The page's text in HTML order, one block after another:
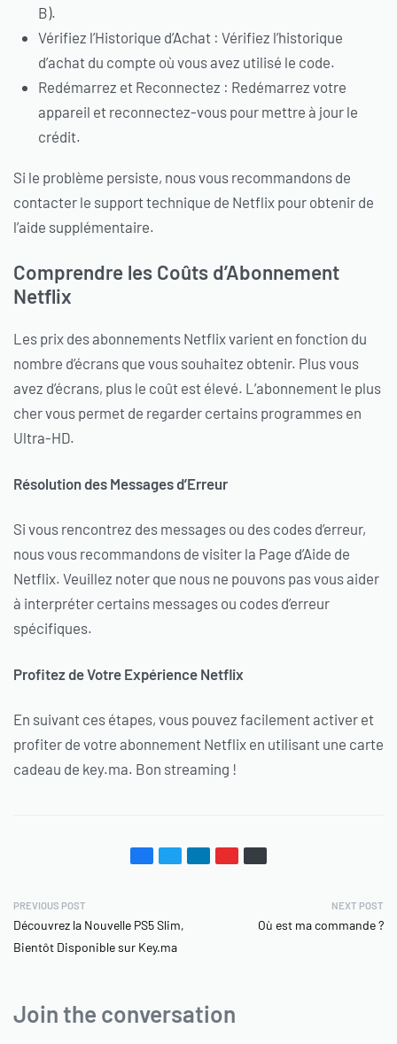
B).
Vérifiez l’Historique d’Achat : Vérifiez l’historique
d’achat du compte où vous avez utilisé le code.
Redémarrez et Reconnectez : Redémarrez votre
appareil et reconnectez-vous pour mettre à jour le
crédit.
Si le problème persiste, nous vous recommandons de
contacter le support technique de Netflix pour obtenir de
l’aide supplémentaire.
Comprendre les Coûts d’Abonnement
Netflix
Les prix des abonnements Netflix varient en fonction du
nombre d’écrans que vous souhaitez obtenir. Plus vous
avez d’écrans, plus le coût est élevé. L’abonnement le plus
cher vous permet de regarder certains programmes en
Ultra-HD.
Résolution des Messages d’Erreur
Si vous rencontrez des messages ou des codes d’erreur,
nous vous recommandons de visiter la Page d’Aide de
Netflix. Veuillez noter que nous ne pouvons pas vous aider
à interpréter certains messages ou codes d’erreur
spécifiques.
Profitez de Votre Expérience Netflix
En suivant ces étapes, vous pouvez facilement activer et
profiter de votre abonnement Netflix en utilisant une carte
cadeau de key.ma. Bon streaming !
PREVIOUS POST
Découvrez la Nouvelle PS5 Slim,
Bientôt Disponible sur Key.ma
NEXT POST
Où est ma commande ?
Join the conversation